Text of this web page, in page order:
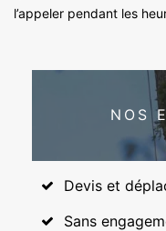
l’appeler pendant les
NOS
Devis et
Sans